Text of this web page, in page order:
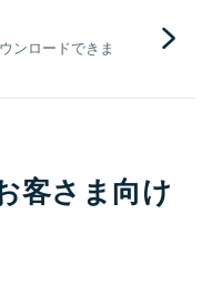
ンロードできま
客さま向け